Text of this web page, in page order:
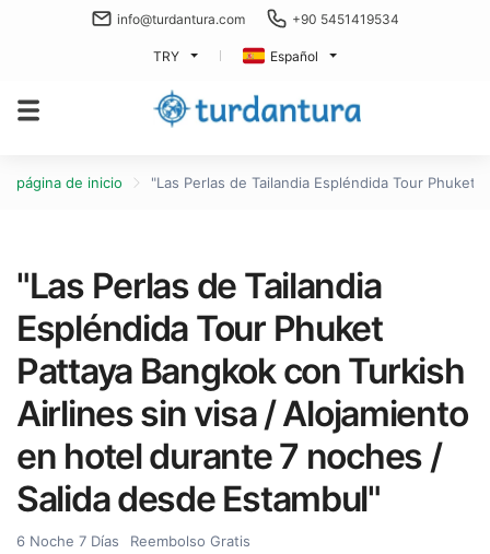
info@turdantura.com +90 5451419534
TRY Español
página de inicio "Las Perlas de Tailandia Espléndida Tour
"Las Perlas de Tailandia
Espléndida Tour Phuket
Pattaya Bangkok con Turkish
Airlines sin visa / Alojamiento
en hotel durante 7 noches /
Salida desde Estambul"
6 Noche 7 Días
Reembolso Gratis